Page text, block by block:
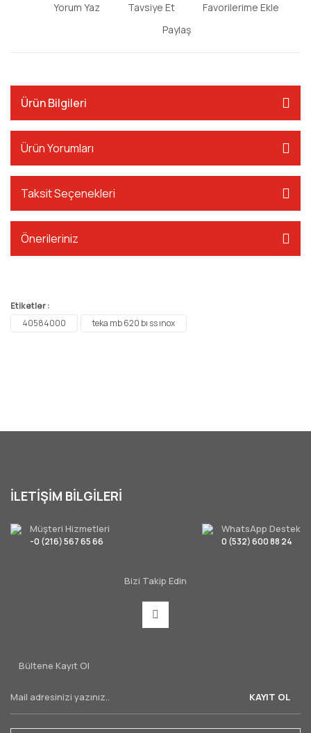
Yorum Yaz
Tavsiye Et
Paylaş
Ürün Bilgileri
Ürün Yorumları
Taksit Seçenekleri
Önerileriniz
Etiketler :
40584000
teka mb 620 bı ss ınox
İLETİŞİM BİLGİLERİ
Müşteri Hizmetleri
-0 (216) 567 65 66
WhatsApp Destek
0 (532) 600 88 24
Bizi Takip Edin
Bültene Kayıt Ol
KAYIT OL